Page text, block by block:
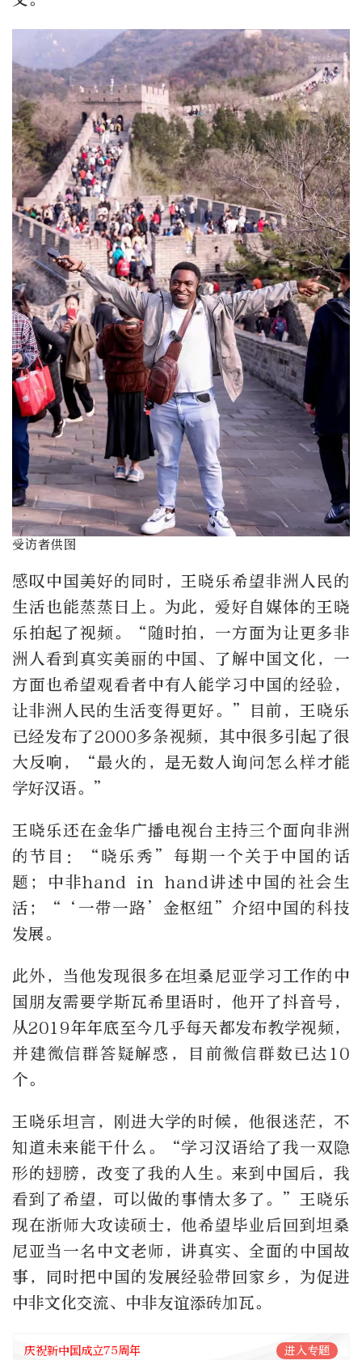
受访者供图
感叹中国美好的同时，王晓乐希望非洲人民的
生活也能蒸蒸日上。为此，爱好自媒体的王晓
乐拍起了视频。“随时拍，一方面为让更多非
洲人看到真实美丽的中国、了解中国文化，一
方面也希望观看者中有人能学习中国的经验，
让非洲人民的生活变得更好。”目前，王晓乐
已经发布了2000多条视频，其中很多引起了很
大反响，“最火的，是无数人询问怎么样才能
学好汉语。”
王晓乐还在金华广播电视台主持三个面向非洲
的节目：“晓乐秀”每期一个关于中国的话
题；中非hand in hand讲述中国的社会生
活；“‘一带一路’金枢纽”介绍中国的科技
发展。
此外，当他发现很多在坦桑尼亚学习工作的中
国朋友需要学斯瓦希里语时，他开了抖音号，
从2019年年底至今几乎每天都发布教学视频，
并建微信群答疑解惑，目前微信群数已达10
个。
王晓乐坦言，刚进大学的时候，他很迷茫，不
知道未来能干什么。“学习汉语给了我一双隐
形的翅膀，改变了我的人生。来到中国后，我
看到了希望，可以做的事情太多了。”王晓乐
现在浙师大攻读硕士，他希望毕业后回到坦桑
尼亚当一名中文老师，讲真实、全面的中国故
事，同时把中国的发展经验带回家乡，为促进
中非文化交流、中非友谊添砖加瓦。
庆祝新中国成立75周年 进入专题